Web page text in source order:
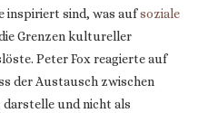
inspiriert sind, was aufsoziale
Grenzen kultureller
Peter Fox reagierte auf
der Austausch zwischen
und nicht als